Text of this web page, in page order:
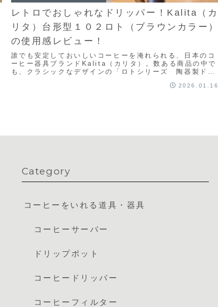
レトロでおしゃれなドリッパー！Kalita（カ
リタ）台形型１０２ロト（ブラウンカラー）
の使用感レビュー！
誰でも安定しておいしいコーヒーを淹れられる、日本のコ
ーヒー器具ブランドKalita（カリタ）。数ある商品の中で
も、クラシックなデザインの「ロトシリーズ 陶器製ドリ
2026.01.16
Category
コーヒーをいれる道具・器具
コーヒーサーバー
ドリップポット
コーヒードリッパー
コーヒーフィルター